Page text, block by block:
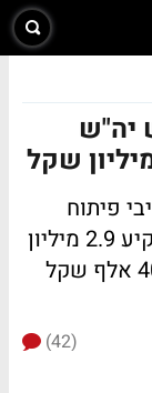
יה"ש
פיתוח
במסגרת המסחר בבורסה. דנקנר השקיע 2.9 מיליון
שקל ברכישת יחידות השתתפות ו-400 אלף שקל
(42)